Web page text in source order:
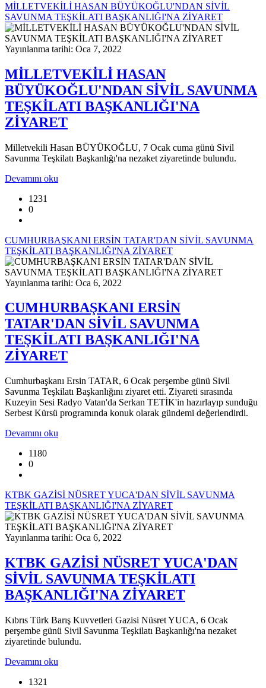
MİLLETVEKİLİ HASAN BÜYÜKOĞLU'NDAN SİVİL
SAVUNMA TEŞKİLATI BAŞKANLIĞI'NA ZİYARET
Yayınlanma tarihi: Oca 7, 2022
MİLLETVEKİLİ HASAN
BÜYÜKOĞLU'NDAN SİVİL SAVUNMA
TEŞKİLATI BAŞKANLIĞI'NA
ZİYARET
Milletvekili Hasan BÜYÜKOĞLU, 7 Ocak cuma günü Sivil
Savunma Teşkilatı Başkanlığı'na nezaket ziyaretinde bulundu.
Devamını oku
1231
0
CUMHURBAŞKANI ERSİN TATAR'DAN SİVİL SAVUNMA
TEŞKİLATI BAŞKANLIĞI'NA ZİYARET
Yayınlanma tarihi: Oca 6, 2022
CUMHURBAŞKANI ERSİN
TATAR'DAN SİVİL SAVUNMA
TEŞKİLATI BAŞKANLIĞI'NA
ZİYARET
Cumhurbaşkanı Ersin TATAR, 6 Ocak perşembe günü Sivil
Savunma Teşkilatı Başkanlığını ziyaret etti. Ziyareti sırasında
Kuzeyin Sesi Radyo Vatan'da Serkan TETİK'in hazırlayıp sunduğu
Serbest Kürsü programında konuk olarak gündemi değerlendirdi.
Devamını oku
1180
0
KTBK GAZİSİ NÜSRET YUCA'DAN SİVİL SAVUNMA
TEŞKİLATI BAŞKANLIĞI'NA ZİYARET
Yayınlanma tarihi: Oca 6, 2022
KTBK GAZİSİ NÜSRET YUCA'DAN
SİVİL SAVUNMA TEŞKİLATI
BAŞKANLIĞI'NA ZİYARET
Kıbrıs Türk Barış Kuvvetleri Gazisi Nüsret YUCA, 6 Ocak
perşembe günü Sivil Savunma Teşkilatı Başkanlığı'na nezaket
ziyaretinde bulundu.
Devamını oku
1321